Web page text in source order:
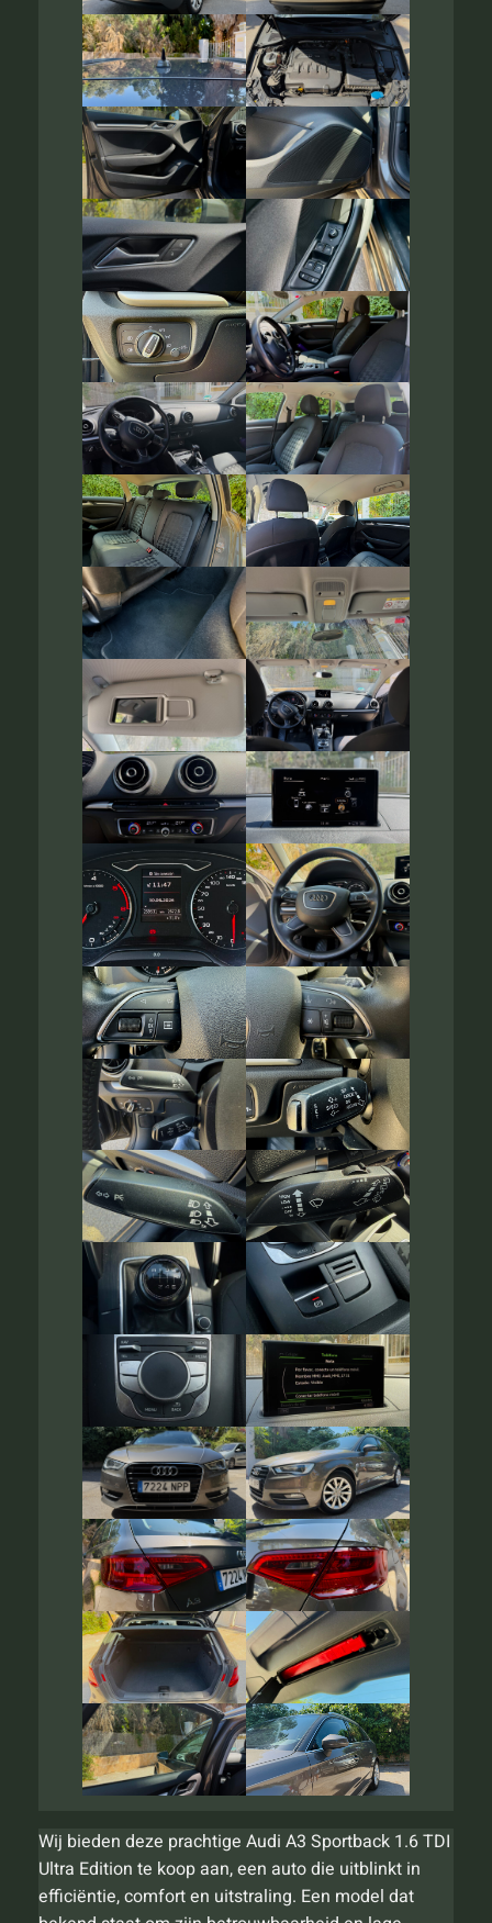
Wij bieden deze prachtige Audi A3 Sportback 1.6 TDI
Ultra Edition te koop aan, een auto die uitblinkt in
efficiëntie, comfort en uitstraling. Een model dat